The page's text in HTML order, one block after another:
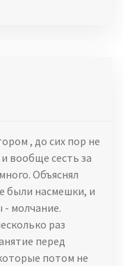
, до сих пор не
вообще сесть за
Объяснял
были насмешки, и
молчание.
раз
перед
потом не